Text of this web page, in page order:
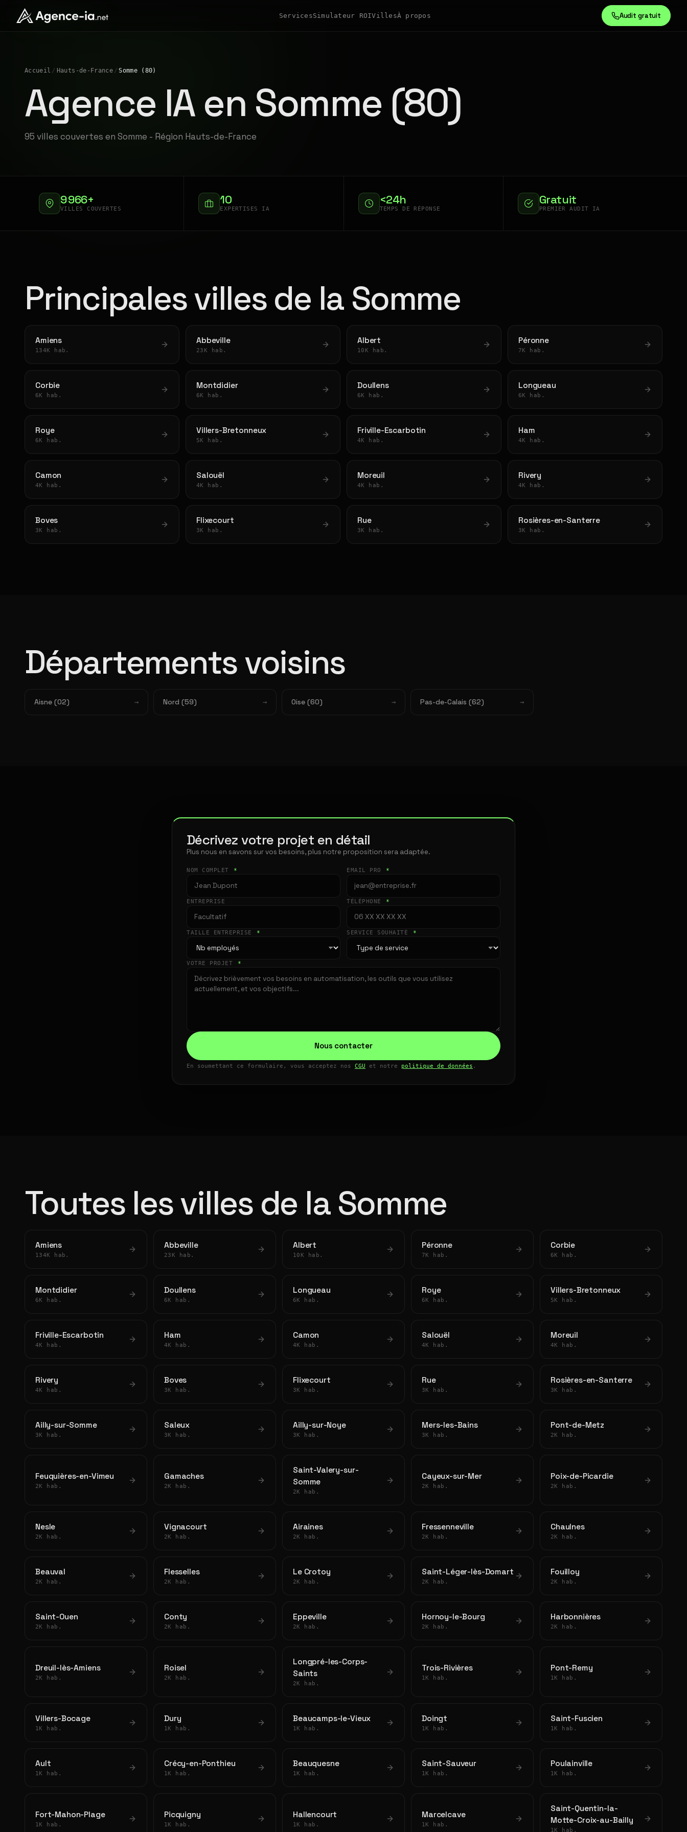
ServicesSimulateur ROIVillesÀ propos Audit gratuit
Accueil / Hauts-de-France / Somme (80)
Agence IA en Somme (80)
95 villes couvertes en Somme - Région Hauts-de-France
9 966+
VILLES COUVERTES
10
EXPERTISES IA
<24h
TEMPS DE RÉPONSE
Gratuit
PREMIER AUDIT IA
Principales villes de la Somme
Amiens
134K hab.
Abbeville
23K hab.
Albert
10K hab.
Péronne
7K hab.
Corbie
6K hab.
Montdidier
6K hab.
Doullens
6K hab.
Longueau
6K hab.
Roye
6K hab.
Villers-Bretonneux
5K hab.
Friville-Escarbotin
4K hab.
Ham
4K hab.
Camon
4K hab.
Salouël
4K hab.
Moreuil
4K hab.
Rivery
4K hab.
Boves
3K hab.
Flixecourt
3K hab.
Rue
3K hab.
Rosières-en-Santerre
3K hab.
Départements voisins
Aisne (02) Nord (59) Oise (60) Pas-de-Calais (62)
Décrivez votre projet en détail
Plus nous en savons sur vos besoins, plus notre proposition sera adaptée.
NOM COMPLET * EMAIL PRO *
ENTREPRISE TÉLÉPHONE *
TAILLE ENTREPRISE * SERVICE SOUHAITÉ *
VOTRE PROJET *
Nous contacter
En soumettant ce formulaire, vous acceptez nos CGU et notre politique de données .
Toutes les villes de la Somme
Amiens
134K hab.
Abbeville
23K hab.
Albert
10K hab.
Péronne
7K hab.
Corbie
6K hab.
Montdidier
6K hab.
Doullens
6K hab.
Longueau
6K hab.
Roye
6K hab.
Villers-Bretonneux
5K hab.
Friville-Escarbotin
4K hab.
Ham
4K hab.
Camon
4K hab.
Salouël
4K hab.
Moreuil
4K hab.
Rivery
4K hab.
Boves
3K hab.
Flixecourt
3K hab.
Rue
3K hab.
Rosières-en-Santerre
3K hab.
Ailly-sur-Somme
3K hab.
Saleux
3K hab.
Ailly-sur-Noye
3K hab.
Mers-les-Bains
3K hab.
Pont-de-Metz
2K hab.
Feuquières-en-Vimeu
2K hab.
Gamaches
2K hab.
Saint-Valery-sur-
Somme
2K hab.
Cayeux-sur-Mer
2K hab.
Poix-de-Picardie
2K hab.
Nesle
2K hab.
Vignacourt
2K hab.
Airaines
2K hab.
Fressenneville
2K hab.
Chaulnes
2K hab.
Beauval
2K hab.
Flesselles
2K hab.
Le Crotoy
2K hab.
Saint-Léger-lès-Domart
2K hab.
Fouilloy
2K hab.
Saint-Ouen
2K hab.
Conty
2K hab.
Eppeville
2K hab.
Hornoy-le-Bourg
2K hab.
Harbonnières
2K hab.
Dreuil-lès-Amiens
2K hab.
Roisel
2K hab.
Longpré-les-Corps-
Saints
2K hab.
Trois-Rivières
1K hab.
Pont-Remy
1K hab.
Villers-Bocage
1K hab.
Dury
1K hab.
Beaucamps-le-Vieux
1K hab.
Doingt
1K hab.
Saint-Fuscien
1K hab.
Ault
1K hab.
Crécy-en-Ponthieu
1K hab.
Beauquesne
1K hab.
Saint-Sauveur
1K hab.
Poulainville
1K hab.
Fort-Mahon-Plage
1K hab.
Picquigny
1K hab.
Hallencourt
1K hab.
Marcelcave
1K hab.
Saint-Quentin-la-
Motte-Croix-au-Bailly
1K hab.